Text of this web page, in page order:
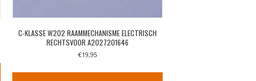
C-KLASSE W202 RAAMMECHANISME ELECTRISCH
RECHTSVOOR A2027201646
€19,95